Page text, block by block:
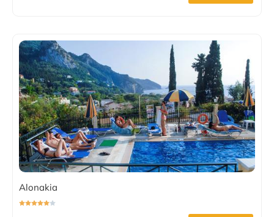
Alonakia